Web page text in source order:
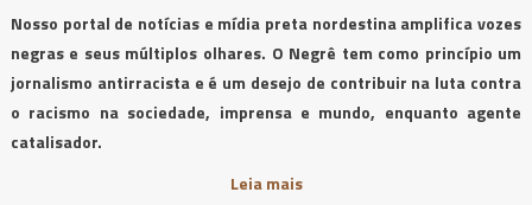
Nosso portal de notícias e mídia preta nordestina amplifica vozes
negras e seus múltiplos olhares. O Negrê tem como princípio um
jornalismo antirracista e é um desejo de contribuir na luta contra
o racismo na sociedade, imprensa e mundo, enquanto agente
catalisador.
Leia mais